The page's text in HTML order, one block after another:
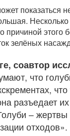
показаться
причиной этого
зелёных
соавтор
что
разъедает
–
отходов».